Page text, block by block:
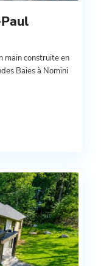
main construite en
Baies à Nomini